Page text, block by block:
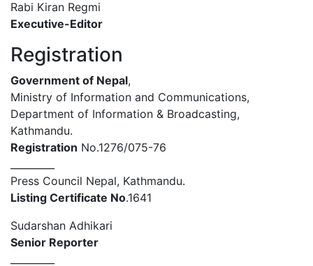
Rabi Kiran Regmi
Executive-Editor
Registration
Government of Nepal,
Ministry of Information and Communications,
Department of Information & Broadcasting,
Kathmandu.
Registration No.1276/075-76
Press Council Nepal, Kathmandu.
Listing Certificate No.1641
Sudarshan Adhikari
Senior Reporter